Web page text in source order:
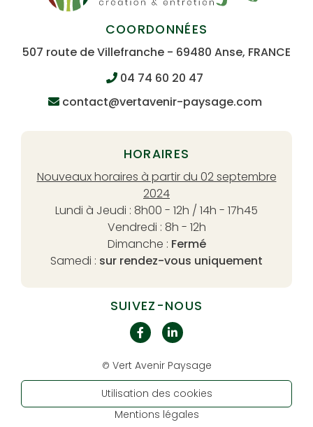
COORDONNÉES
507 route de Villefranche - 69480 Anse, FRANCE
04 74 60 20 47
contact@vertavenir-paysage.com
HORAIRES
Nouveaux horaires à partir du 02 septembre
2024
Lundi à Jeudi : 8h00 - 12h / 14h - 17h45
Vendredi : 8h - 12h
Dimanche : Fermé
Samedi : sur rendez-vous uniquement
SUIVEZ-NOUS
© Vert Avenir Paysage
Utilisation des cookies
Mentions légales